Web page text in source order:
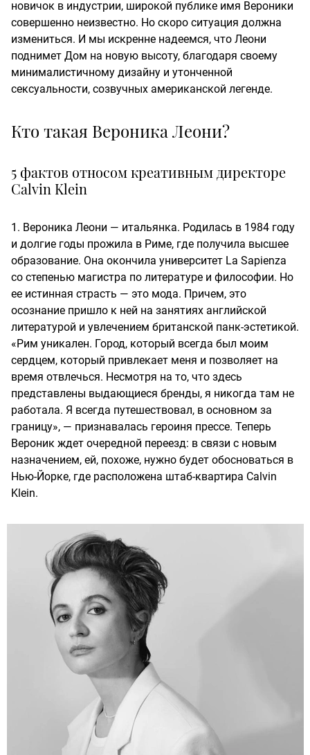
новичок в индустрии, широкой публике имя Вероники
совершенно неизвестно. Но скоро ситуация должна
измениться. И мы искренне надеемся, что Леони
поднимет Дом на новую высоту, благодаря своему
минималистичному дизайну и утонченной
сексуальности, созвучных американской легенде.
Кто такая Вероника Леони?
5 фактов относом креативным директоре
Calvin Klein
1. Вероника Леони — итальянка. Родилась в 1984 году
и долгие годы прожила в Риме, где получила высшее
образование. Она окончила университет La Sapienza
со степенью магистра по литературе и философии. Но
ее истинная страсть — это мода. Причем, это
осознание пришло к ней на занятиях английской
литературой и увлечением британской панк-эстетикой.
«Рим уникален. Город, который всегда был моим
сердцем, который привлекает меня и позволяет на
время отвлечься. Несмотря на то, что здесь
представлены выдающиеся бренды, я никогда там не
работала. Я всегда путешествовал, в основном за
границу», — признавалась героиня прессе. Теперь
Вероник ждет очередной переезд: в связи с новым
назначением, ей, похоже, нужно будет обосноваться в
Нью-Йорке, где расположена штаб-квартира Calvin
Klein.